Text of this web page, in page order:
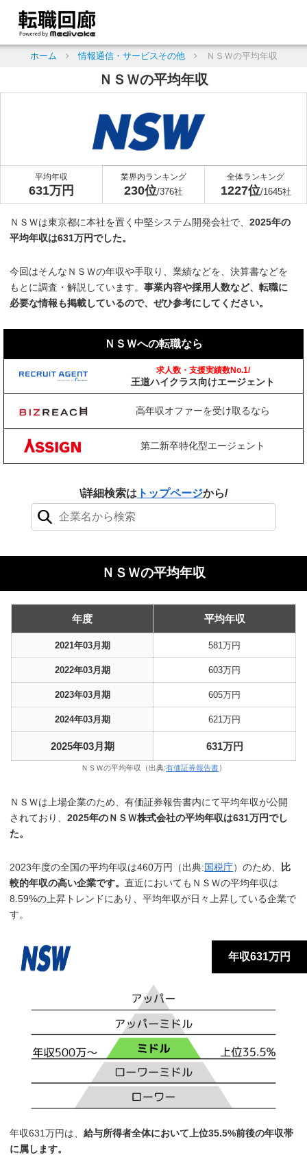
ホーム 情報通信・サービスその他 ＮＳＷの平均年収
ＮＳＷの平均年収
平均年収
631万円
業界内ランキング
230位/376社
全体ランキング
1227位/1645社
ＮＳＷは東京都に本社を置く中堅システム開発会社で、2025年の
平均年収は631万円でした。
今回はそんなＮＳＷの年収や手取り、業績などを、決算書などを
もとに調査・解説しています。事業内容や採用人数など、転職に
必要な情報も掲載しているので、ぜひ参考にしてください。
ＮＳＷへの転職なら
求人数・支援実績数No.1/
王道ハイクラス向けエージェント
高年収オファーを受け取るなら
第二新卒特化型エージェント
\詳細検索は トップページから/
ＮＳＷの平均年収
年度 平均年収
2021年03月期 581万円
2022年03月期 603万円
2023年03月期 605万円
2024年03月期 621万円
2025年03月期 631万円
ＮＳＷの平均年収（出典:有価証券報告書）
ＮＳＷは上場企業のため、有価証券報告書内にて平均年収が公開
されており、2025年のＮＳＷ株式会社の平均年収は631万円でし
た。
2023年度の全国の平均年収は460万円（出典:国税庁）のため、
比
較的年収の高い企業です。直近においてもＮＳＷの平均年収は
8.59%の上昇トレンドにあり、平均年収が日々上昇している企業で
す。
年収631万円
年収631万円は、給与所得者全体において上位35.5%前後の年収帯
に属します。